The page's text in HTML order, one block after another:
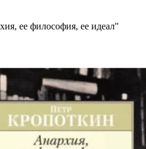
ее философия, ее идеал"